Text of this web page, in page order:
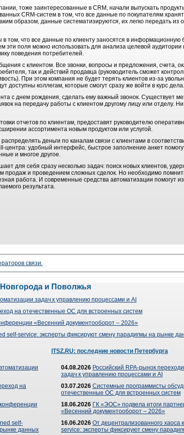
заинтересованные в CRM, начали выпускать
CRM-систем в том, что все данные по покупателям
образом, данные систематизируются, их легко передать из
что все данные по клиенту заносятся в информационную
эти поля можно использовать для анализа целевой
поведения потребителей.
с клиентом. Все звонки, вопросы и предложения, счета,
так и действий продавца (руководитель сможет
При этом компания не будет терять клиентов из-за
доступны коллегам, которые смогут сразу же войти в курс дела.
днем рождения, сделать ему важный звонок. Существует
на передачу работы с клиентом другому лицу или отделу. Ни
отчетов по клиентам, предоставят руководителю
ассортимента новым продуктом или услугой.
деньги по каналам связи с клиентами в
удобный интерфейс, быстрое заполнение анкет
и многое другое.
себя сразу несколько задач: поиск новых клиентов,
продаж и проведением сложных сделок. Но необходимо
работа. И современные средства автоматизации помогут
результата.
связи.
Новгорода и Поволжья
задач к управлению процессами и AI
на отечественные ОС для встроенных систем
«Весенний документооборот – 2026»
self-service: эксперты фиксируют смену парадигмы на рынке
на
self-
данных
ITSZ.RU: последние новости Петербурга
04.08.2026 Российский RPA-рынок
задач к управлению процессами и AI
03.07.2026 Системные программисты
отечественные ОС для встроенных систем
18.06.2026 ГК «ЭОС» подвела итоги
«Весенний документооборот – 2026»
16.06.2026 От децентрализованного хаоса
service: эксперты фиксируют смену